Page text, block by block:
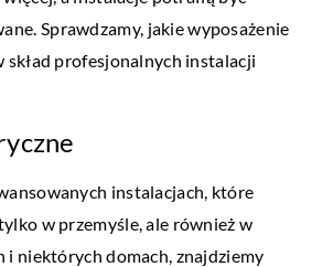
Sprawdzamy, jakie wyposażenie
skład profesjonalnych instalacji
instalacjach, które
w przemyśle, ale również w
i niektórych domach, znajdziemy